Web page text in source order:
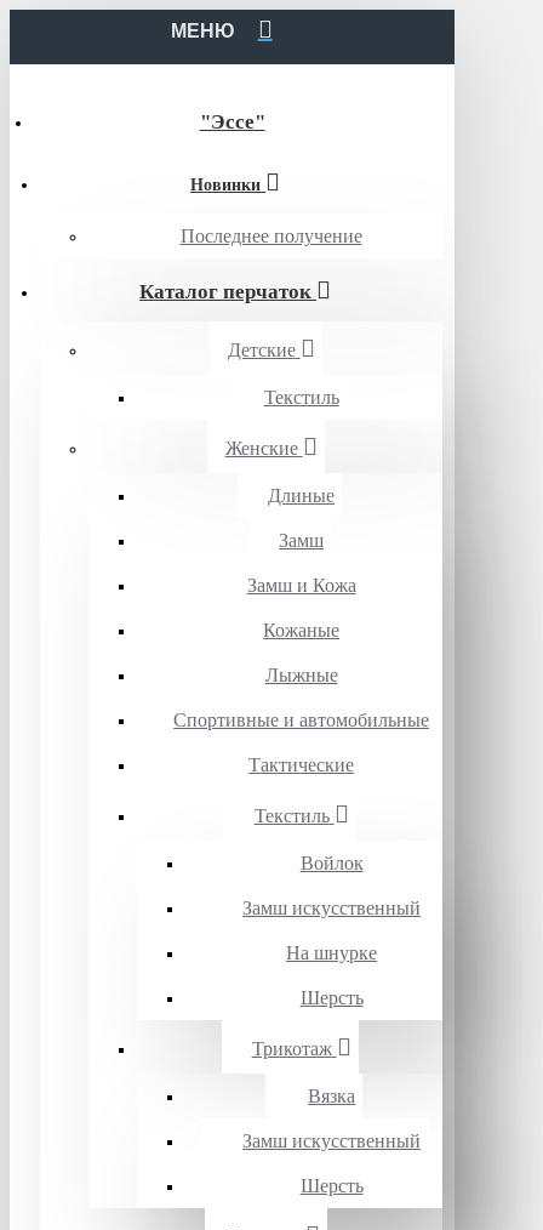
МЕНЮ
"Эссе"
Новинки
Последнее получение
Каталог перчаток
Детские
Текстиль
Женские
Длиные
Замш
Замш и Кожа
Кожаные
Лыжные
Спортивные и автомобильные
Тактические
Текстиль
Войлок
Замш искусственный
На шнурке
Шерсть
Трикотаж
Вязка
Замш искусственный
Шерсть